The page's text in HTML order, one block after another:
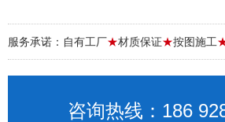
服务承诺：自有工厂★材质保证★按图施工
咨询热线：186